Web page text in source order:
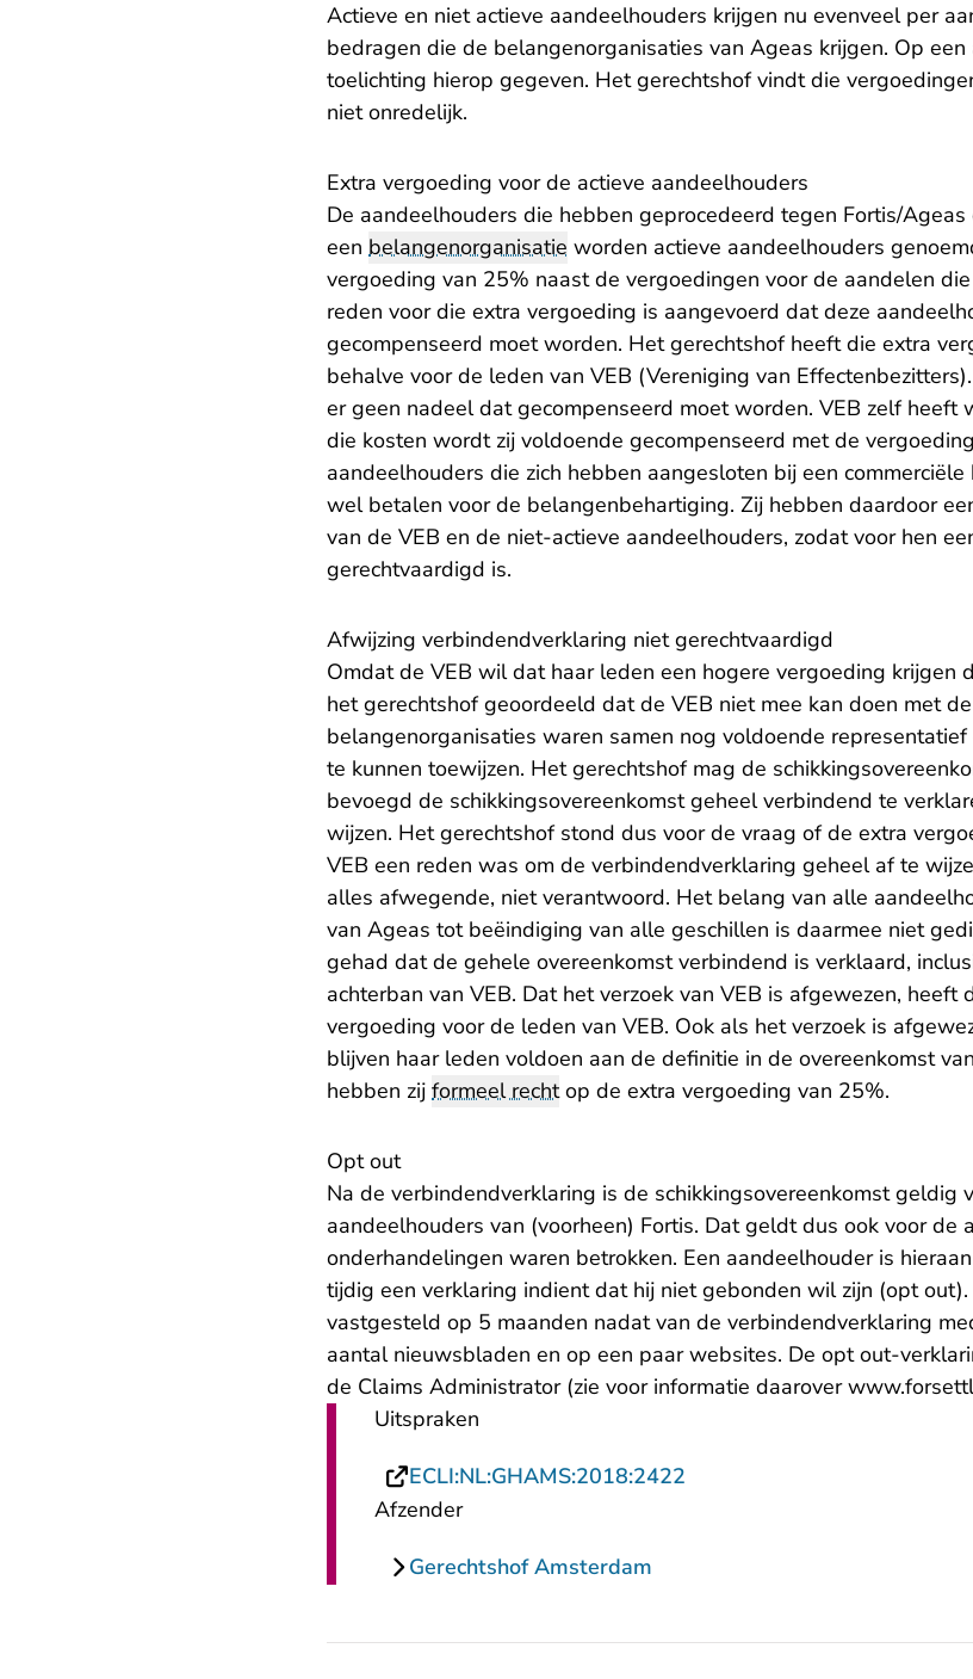
Actieve en niet actieve aandeelhouders krijgen nu evenveel per
bedragen die de belangenorganisaties van Ageas krijgen. Op
toelichting hierop gegeven. Het gerechtshof vindt die
niet onredelijk.
Extra vergoeding voor de actieve aandeelhouders
De aandeelhouders die hebben geprocedeerd tegen Fortis/
een belangenorganisatie worden actieve aandeelhouders
vergoeding van 25% naast de vergoedingen voor de aandelen
reden voor die extra vergoeding is aangevoerd dat deze
gecompenseerd moet worden. Het gerechtshof heeft die extra
behalve voor de leden van VEB (Vereniging van
er geen nadeel dat gecompenseerd moet worden. VEB zelf heeft
die kosten wordt zij voldoende gecompenseerd met de
aandeelhouders die zich hebben aangesloten bij een
wel betalen voor de belangenbehartiging. Zij hebben daardoor
van de VEB en de niet-actieve aandeelhouders, zodat voor hen
gerechtvaardigd is.
Afwijzing verbindendverklaring niet gerechtvaardigd
Omdat de VEB wil dat haar leden een hogere vergoeding krijgen
het gerechtshof geoordeeld dat de VEB niet mee kan doen met
belangenorganisaties waren samen nog voldoende
te kunnen toewijzen. Het gerechtshof mag de
bevoegd de schikkingsovereenkomst geheel verbindend te
wijzen. Het gerechtshof stond dus voor de vraag of de extra
VEB een reden was om de verbindendverklaring geheel af te
alles afwegende, niet verantwoord. Het belang van alle
van Ageas tot beëindiging van alle geschillen is daarmee niet
gehad dat de gehele overeenkomst verbindend is verklaard,
achterban van VEB. Dat het verzoek van VEB is afgewezen, heeft
vergoeding voor de leden van VEB. Ook als het verzoek is
blijven haar leden voldoen aan de definitie in de overeenkomst
hebben zij formeel rechtop de extra vergoeding van 25%.
Opt out
Na de verbindendverklaring is de schikkingsovereenkomst geldig
aandeelhouders van (voorheen) Fortis. Dat geldt dus ook voor de
onderhandelingen waren betrokken. Een aandeelhouder is
tijdig een verklaring indient dat hij niet gebonden wil zijn (opt
vastgesteld op 5 maanden nadat van de verbindendverklaring
aantal nieuwsbladen en op een paar websites. De opt out-
de Claims Administrator (zie voor informatie daarover
Uitspraken
ECLI:NL:GHAMS:2018:2422
Afzender
Gerechtshof Amsterdam